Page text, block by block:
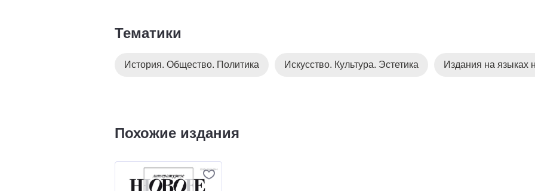
Тематики
История. Общество. Политика Искусство. Культура. Эстетика Издания на языках
Похожие издания